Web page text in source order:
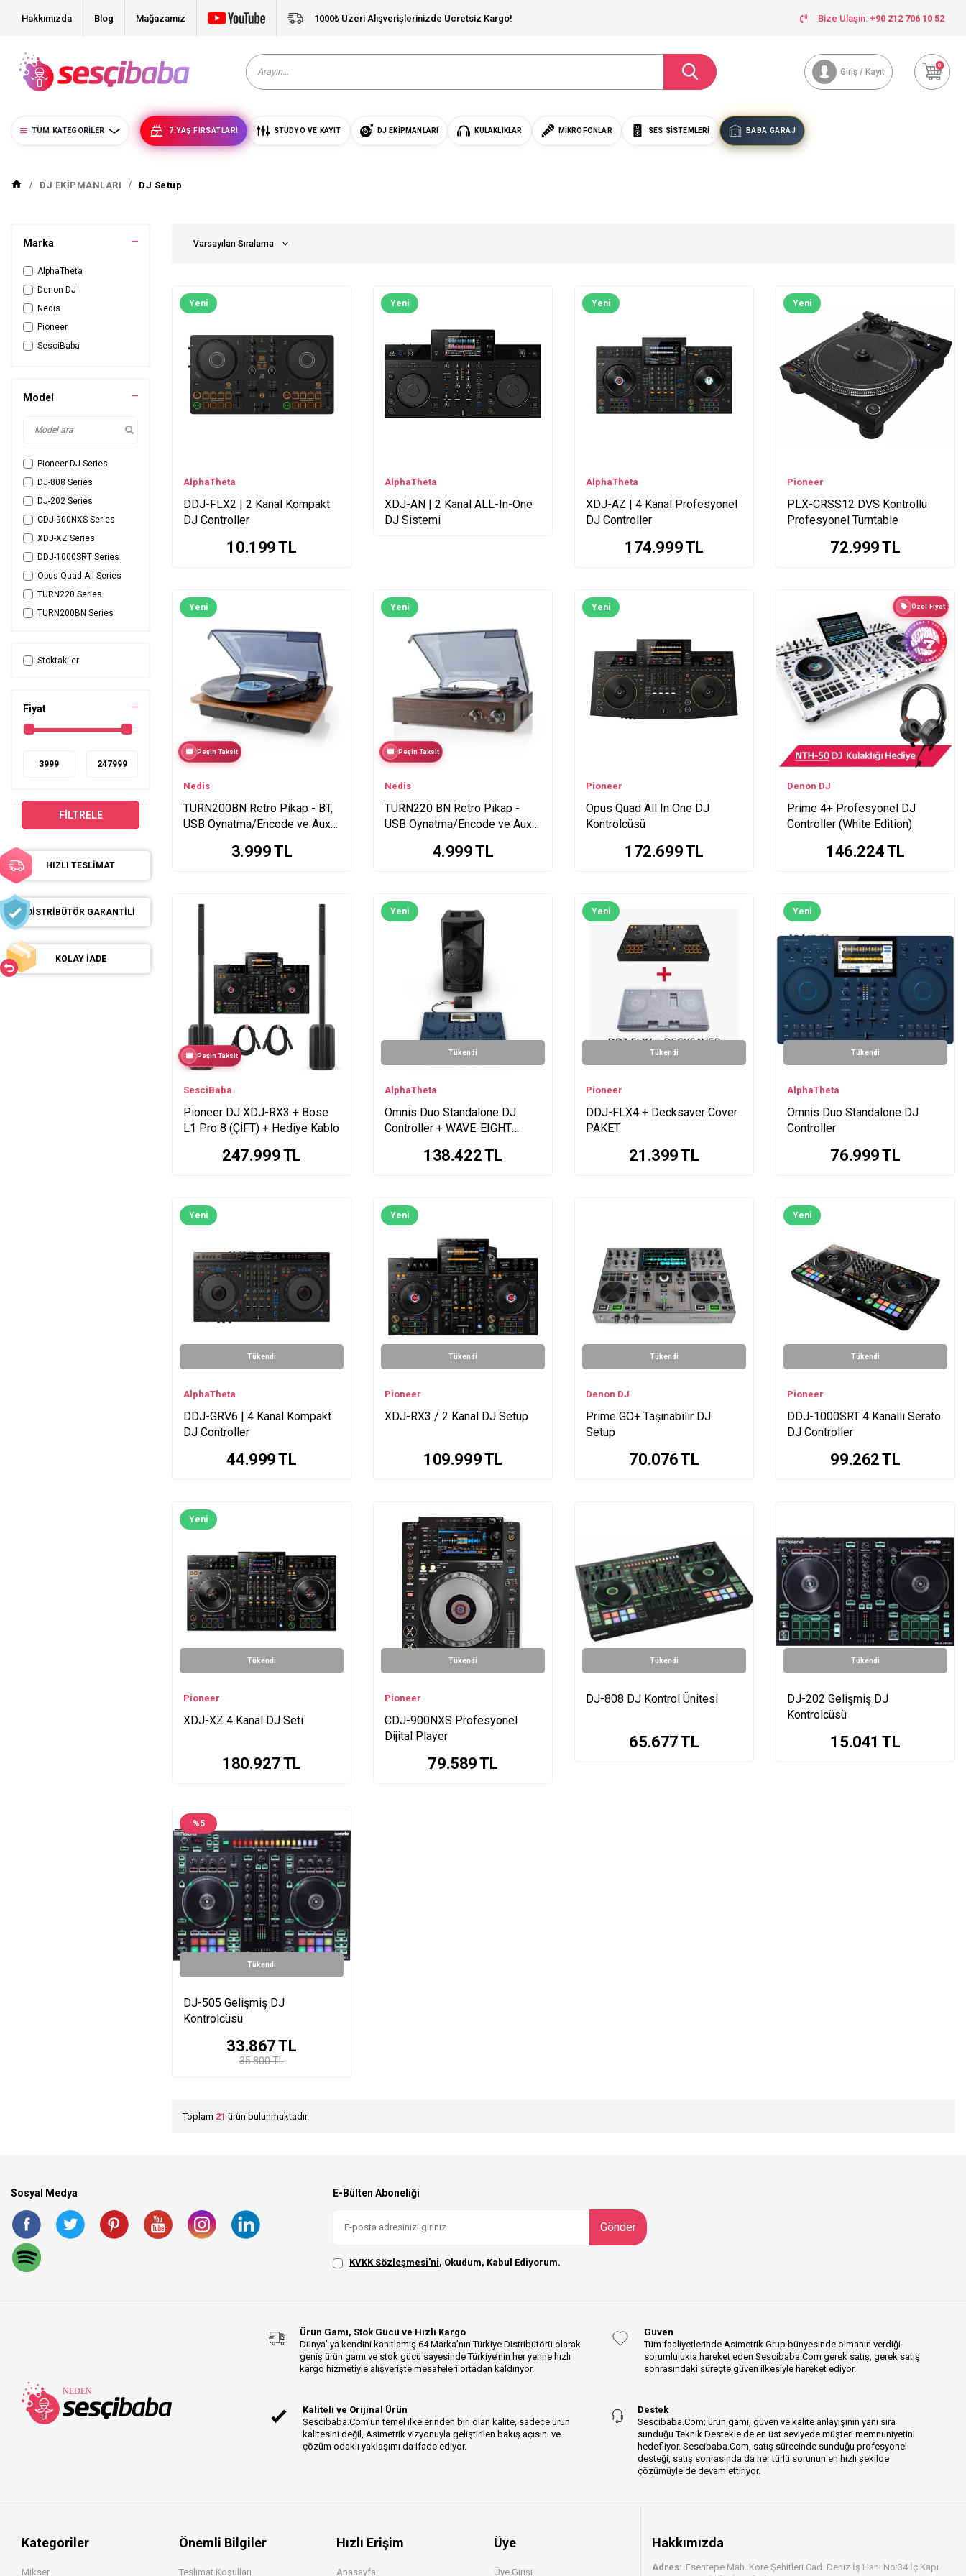
Hakkımızda Blog Mağazamız 1000₺ Üzeri Alışverişlerinizde Ücretsiz Kargo! Bize Ulaşın: +90 212 706 10 52
Giriş / Kayıt
0
TÜM KATEGORILER 7.YAŞ FIRSATLARI STÜDYO VE KAYIT DJ EKIPMANLARI KULAKLIKLAR MIKROFONLAR SES SISTEMLERI BABA GARAJ
DJ EKİPMANLARI DJ Setup
Marka
AlphaTheta
Denon DJ
Nedis
Pioneer
SesciBaba
Model
Pioneer DJ Series
DJ-808 Series
DJ-202 Series
CDJ-900NXS Series
XDJ-XZ Series
DDJ-1000SRT Series
Opus Quad All Series
TURN220 Series
TURN200BN Series
DDJ-FLX2
Omnis Duo + WAVE-
PLX-CRSS12
XDJ-AZ
Stoktakiler
Fiyat
FILTRELE
HIZLI TESLİMAT
DİSTRİBÜTÖR GARANTİLİ
KOLAY İADE
Yeni
AlphaTheta
DDJ-FLX2 | 2 Kanal Kompakt
DJ Controller
10.199TL
Yeni
AlphaTheta
XDJ-AN | 2 Kanal ALL-In-One
DJ Sistemi
Yeni
AlphaTheta
XDJ-AZ | 4 Kanal Profesyonel
DJ Controller
174.999TL
Yeni
Pioneer
PLX-CRSS12 DVS Kontrollü
Profesyonel Turntable
72.999TL
Yeni
Peşin Taksit
Nedis
TURN200BN Retro Pikap - BT,
USB Oynatma/Encode ve Aux
3.999TL
Yeni
Peşin Taksit
Nedis
TURN220 BN Retro Pikap -
USB Oynatma/Encode ve Aux
4.999TL
Yeni
Pioneer
Opus Quad All In One DJ
Kontrolcüsü
172.699TL
Özel Fiyat
Denon DJ
Prime 4+ Profesyonel DJ
Controller (White Edition)
146.224TL
Peşin Taksit
SesciBaba
Pioneer DJ XDJ-RX3 + Bose
L1 Pro 8 (ÇİFT) + Hediye Kablo
247.999TL
Yeni
Tükendi
AlphaTheta
Omnis Duo Standalone DJ
Controller + WAVE-EIGHT
138.422TL
Yeni
Tükendi
Pioneer
DDJ-FLX4 + Decksaver Cover
PAKET
21.399TL
Yeni
Tükendi
AlphaTheta
Omnis Duo Standalone DJ
Controller
76.999TL
Yeni
Tükendi
AlphaTheta
DDJ-GRV6 | 4 Kanal Kompakt
DJ Controller
44.999TL
Yeni
Tükendi
Pioneer
XDJ-RX3 / 2 Kanal DJ Setup
109.999TL
Tükendi
Denon DJ
Prime GO+ Taşınabilir DJ
Setup
70.076TL
Yeni
Tükendi
Pioneer
DDJ-1000SRT 4 Kanallı Serato
DJ Controller
99.262TL
Yeni
Tükendi
Pioneer
XDJ-XZ 4 Kanal DJ Seti
180.927TL
Tükendi
Pioneer
CDJ-900NXS Profesyonel
Dijital Player
79.589TL
Tükendi
DJ-808 DJ Kontrol Ünitesi
65.677TL
Tükendi
DJ-202 Gelişmiş DJ
Kontrolcüsü
15.041 TL
%5
Tükendi
DJ-505 Gelişmiş DJ
Kontrolcüsü
35.800 TL
33.867TL
Toplam 21 ürün bulunmaktadır.
Sosyal Medya E-Bülten Aboneliği
Gönder
KVKK Sözleşmesi'ni, Okudum, Kabul Ediyorum.
Ürün Gamı, Stok Gücü ve Hızlı Kargo
Dünya’ ya kendini kanıtlamış 64 Marka’nın Türkiye Distribütörü olarak
geniş ürün gamı ve stok gücü sayesinde Türkiye’nin her yerine hızlı
kargo hizmetiyle alışverişte mesafeleri ortadan kaldırıyor.
Güven
Tüm faaliyetlerinde Asimetrik Grup bünyesinde olmanın verdiği
sorumlulukla hareket eden Sescibaba.Com gerek satış, gerek satış
sonrasındaki süreçte güven ilkesiyle hareket ediyor.
Kaliteli ve Orijinal Ürün
Sescibaba.Com’un temel ilkelerinden biri olan kalite, sadece ürün
kalitesini değil, Asimetrik vizyonuyla geliştirilen bakış açısını ve
çözüm odaklı yaklaşımı da ifade ediyor.
Destek
Sescibaba.Com; ürün gamı, güven ve kalite anlayışının yanı sıra
sunduğu Teknik Destekle de en üst seviyede müşteri memnuniyetini
hedefliyor. Sescibaba.Com, satış sürecinde sunduğu profesyonel
desteği, satış sonrasında da her türlü sorunun en hızlı şekilde
çözümüyle de devam ettiriyor.
Kategoriler
Mikser
Önemli Bilgiler
Teslimat Koşulları
Hızlı Erişim
Anasayfa
Üye
Üye Girişi
Hakkımızda
Adres: Esentepe Mah. Kore Şehitleri Cad. Deniz İş Hanı No:34 İç Kapı